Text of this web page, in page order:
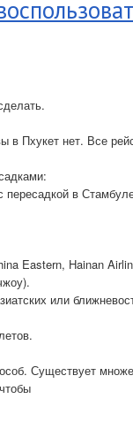
в Пхукет нет. Все
пересадкой в
Eastern, Hainan
или
Существует